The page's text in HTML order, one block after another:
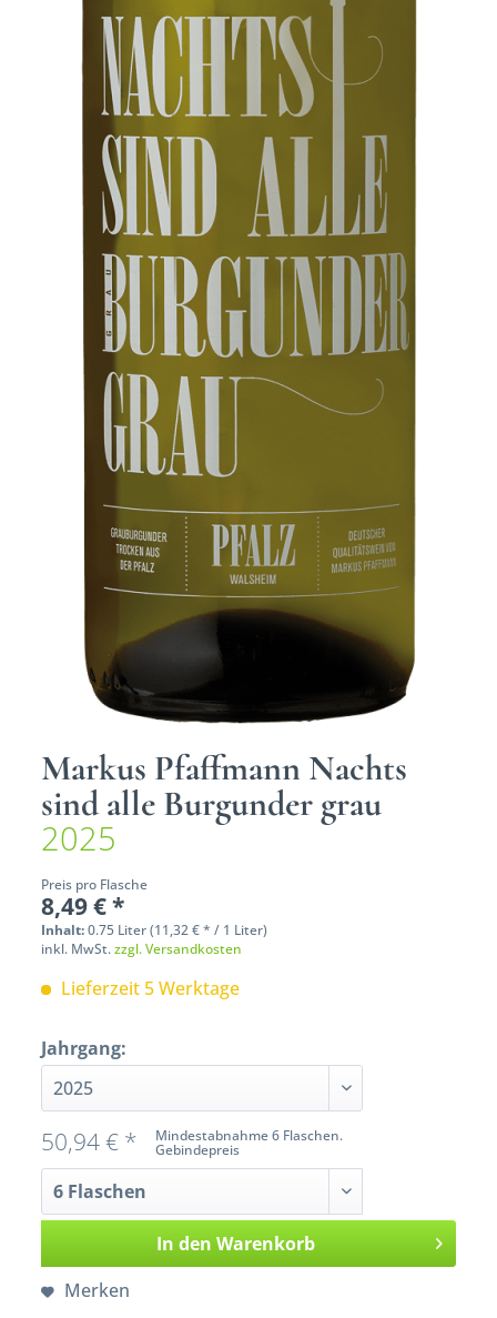
Markus Pfaffmann Nachts
sind alle Burgunder grau
2025
Preis pro Flasche
8,49 € *
Inhalt:0.75 Liter (11,32 € * / 1 Liter)
inkl. MwSt.zzgl. Versandkosten
Lieferzeit 5 Werktage
Jahrgang:
Mindestabnahme 6 Flaschen.
Gebindepreis
50,94 € *
In den Warenkorb
Merken